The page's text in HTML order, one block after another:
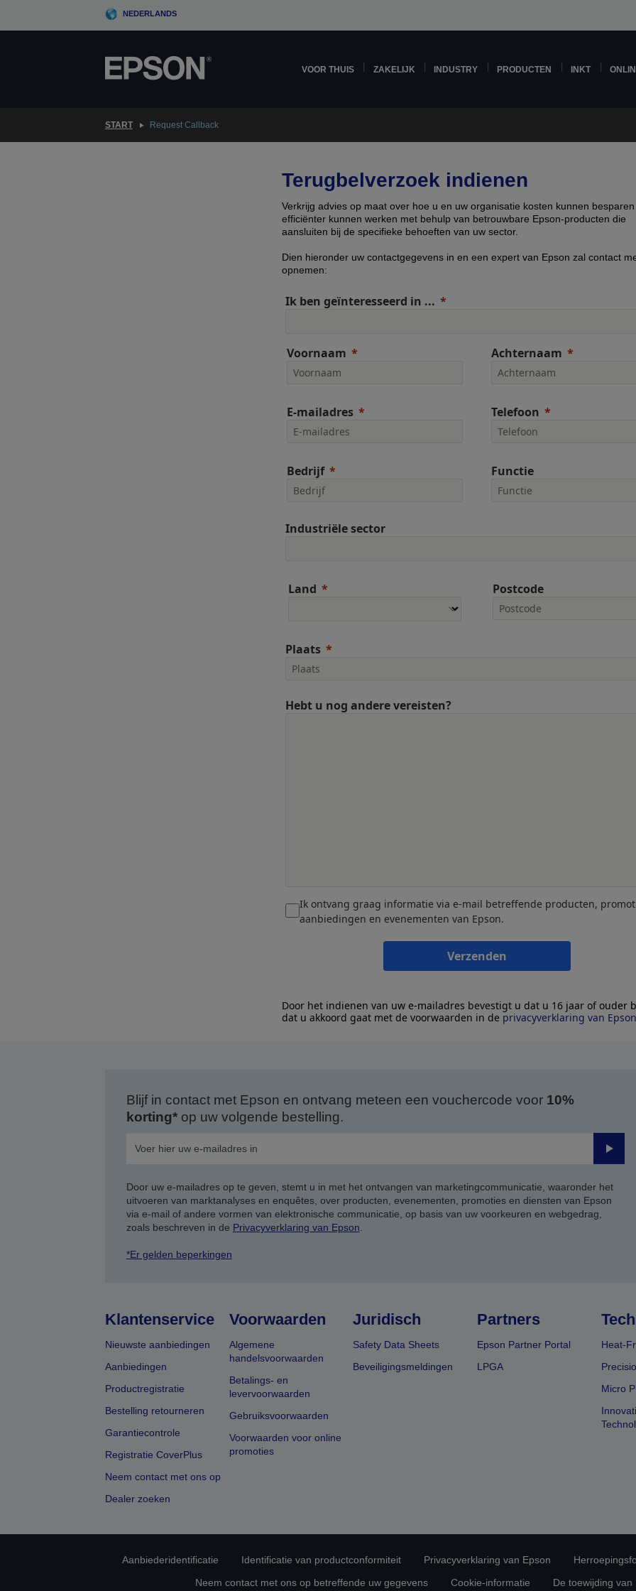
NEDERLANDS
VOOR THUIS ZAKELIJK INDUSTRY PRODUCTEN INKT
START Request Callback
Terugbelverzoek indienen
Verkrijg advies op maat over hoe u en uw organisatie kosten kunnen
efficiënter kunnen werken met behulp van betrouwbare Epson-producten die
aansluiten bij de specifieke behoeften van uw sector.
Dien hieronder uw contactgegevens in en een expert van Epson zal contact
opnemen:
Ik ben geïnteresseerd in ...
Voornaam Achternaam
E-mailadres Telefoon
Bedrijf Functie
Industriële sector
Land Postcode
Plaats
Hebt u nog andere vereisten?
Ik ontvang graag informatie via e-mail betreffende producten,
aanbiedingen en evenementen van Epson.
Verzenden
Door het indienen van uw e-mailadres bevestigt u dat u 16 jaar of ouder
dat u akkoord gaat met de voorwaarden in de privacyverklaring van Epson
Blijf in contact met Epson en ontvang meteen een vouchercode voor 10%
korting*op uw volgende bestelling.
Door uw e-mailadres op te geven, stemt u in met het ontvangen van marketingcommunicatie, waaronder het
uitvoeren van marktanalyses en enquêtes, over producten, evenementen, promoties en diensten van Epson
via e-mail of andere vormen van elektronische communicatie, op basis van uw voorkeuren en webgedrag,
zoals beschreven in de Privacyverklaring van Epson
*Er gelden beperkingen
Klantenservice
Nieuwste aanbiedingen
Aanbiedingen
Productregistratie
Bestelling retourneren
Garantiecontrole
Registratie CoverPlus
Neem contact met ons op
Dealer zoeken
Voorwaarden
Algemene
handelsvoorwaarden
Betalings- en
levervoorwaarden
Gebruiksvoorwaarden
Voorwaarden voor online
promoties
Juridisch
Safety Data Sheets
Beveiligingsmeldingen
Partners
Epson Partner Portal
LPGA
Heat-
Micro
Aanbiederidentificatie Identificatie van productconformiteit Privacyverklaring van Epson
Neem contact met ons op betreffende uw gegevens
Cookie-informatie De toewijding